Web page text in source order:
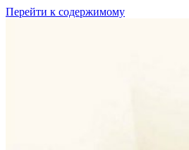
Перейти к содержимому